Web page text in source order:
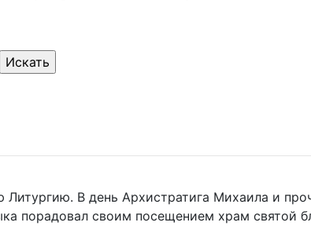
В день Архистратига Михаила и
порадовал своим посещением храм святой